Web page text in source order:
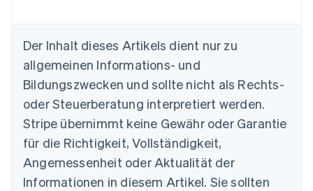
Der Inhalt dieses Artikels dient nur zu
allgemeinen Informations- und
Bildungszwecken und sollte nicht als Rechts-
oder Steuerberatung interpretiert werden.
Stripe übernimmt keine Gewähr oder Garantie
für die Richtigkeit, Vollständigkeit,
Angemessenheit oder Aktualität der
Informationen in diesem Artikel. Sie sollten
Australien
English
Nederlands FrançaisDeutschEnglish
Brasilien
English
Bulgarien
English